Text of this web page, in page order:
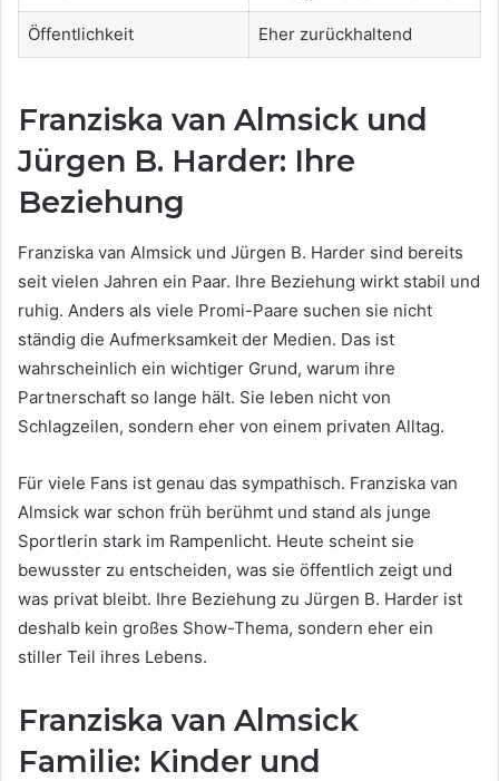
Öffentlichkeit Eher zurückhaltend
Franziska van Almsick und
Jürgen B. Harder: Ihre
Beziehung
Franziska van Almsick und Jürgen B. Harder sind bereits
seit vielen Jahren ein Paar. Ihre Beziehung wirkt stabil und
ruhig. Anders als viele Promi-Paare suchen sie nicht
ständig die Aufmerksamkeit der Medien. Das ist
wahrscheinlich ein wichtiger Grund, warum ihre
Partnerschaft so lange hält. Sie leben nicht von
Schlagzeilen, sondern eher von einem privaten Alltag.
Für viele Fans ist genau das sympathisch. Franziska van
Almsick war schon früh berühmt und stand als junge
Sportlerin stark im Rampenlicht. Heute scheint sie
bewusster zu entscheiden, was sie öffentlich zeigt und
was privat bleibt. Ihre Beziehung zu Jürgen B. Harder ist
deshalb kein großes Show-Thema, sondern eher ein
stiller Teil ihres Lebens.
Franziska van Almsick
Familie: Kinder und